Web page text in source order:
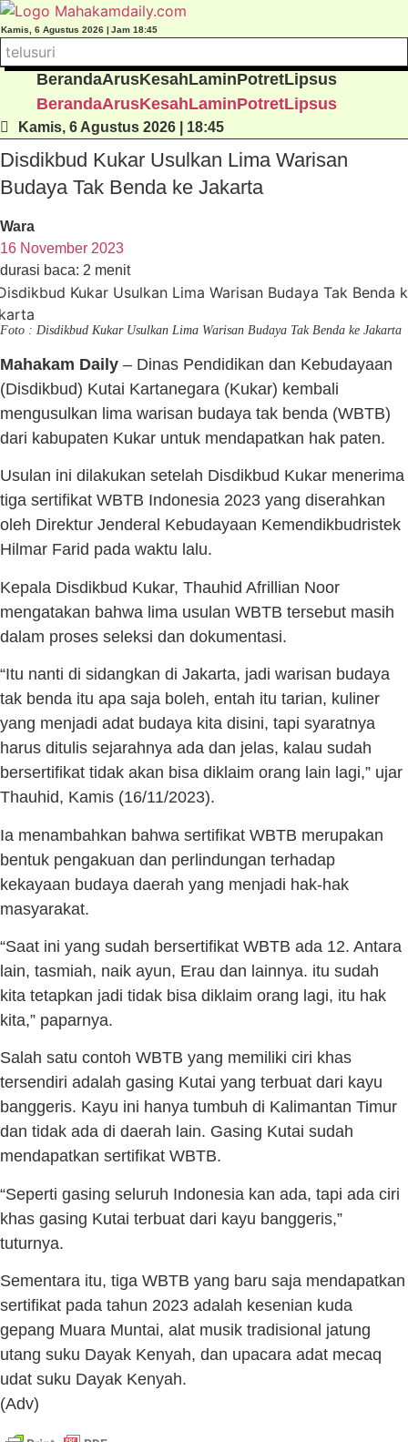
Lewati
ke
konten
Kamis, 6 Agustus 2026 | Jam 18:45
BerandaArusKesahLaminPotretLipsus
BerandaArusKesahLaminPotretLipsus
Kamis, 6 Agustus 2026 | 18:45
Disdikbud Kukar Usulkan Lima Warisan
Budaya Tak Benda ke Jakarta
Wara
16 November 2023
durasi baca: 2 menit
Foto : Disdikbud Kukar Usulkan Lima Warisan Budaya Tak Benda ke Jakarta
Mahakam Daily – Dinas Pendidikan dan Kebudayaan
(Disdikbud) Kutai Kartanegara (Kukar) kembali
mengusulkan lima warisan budaya tak benda (WBTB)
dari kabupaten Kukar untuk mendapatkan hak paten.
Usulan ini dilakukan setelah Disdikbud Kukar menerima
tiga sertifikat WBTB Indonesia 2023 yang diserahkan
oleh Direktur Jenderal Kebudayaan Kemendikbudristek
Hilmar Farid pada waktu lalu.
Kepala Disdikbud Kukar, Thauhid Afrillian Noor
mengatakan bahwa lima usulan WBTB tersebut masih
dalam proses seleksi dan dokumentasi.
“Itu nanti di sidangkan di Jakarta, jadi warisan budaya
tak benda itu apa saja boleh, entah itu tarian, kuliner
yang menjadi adat budaya kita disini, tapi syaratnya
harus ditulis sejarahnya ada dan jelas, kalau sudah
bersertifikat tidak akan bisa diklaim orang lain lagi,” ujar
Thauhid, Kamis (16/11/2023).
Ia menambahkan bahwa sertifikat WBTB merupakan
bentuk pengakuan dan perlindungan terhadap
kekayaan budaya daerah yang menjadi hak-hak
masyarakat.
“Saat ini yang sudah bersertifikat WBTB ada 12. Antara
lain, tasmiah, naik ayun, Erau dan lainnya. itu sudah
kita tetapkan jadi tidak bisa diklaim orang lagi, itu hak
kita,” paparnya.
Salah satu contoh WBTB yang memiliki ciri khas
tersendiri adalah gasing Kutai yang terbuat dari kayu
banggeris. Kayu ini hanya tumbuh di Kalimantan Timur
dan tidak ada di daerah lain. Gasing Kutai sudah
mendapatkan sertifikat WBTB.
“Seperti gasing seluruh Indonesia kan ada, tapi ada ciri
khas gasing Kutai terbuat dari kayu banggeris,”
tuturnya.
Sementara itu, tiga WBTB yang baru saja mendapatkan
sertifikat pada tahun 2023 adalah kesenian kuda
gepang Muara Muntai, alat musik tradisional jatung
utang suku Dayak Kenyah, dan upacara adat mecaq
udat suku Dayak Kenyah.
(Adv)